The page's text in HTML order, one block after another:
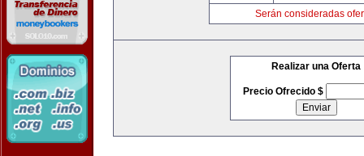
Serán consideradas
Realizar una Oferta
Precio Ofrecido $